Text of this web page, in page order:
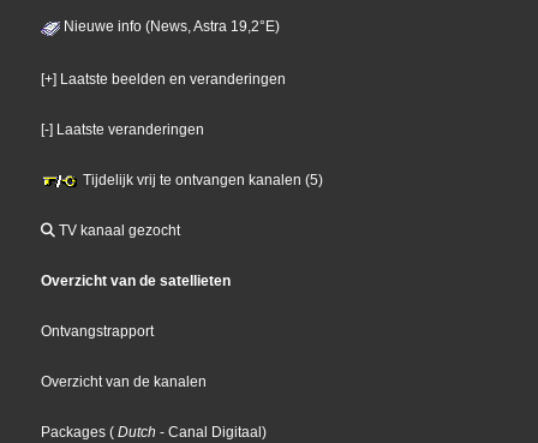
Nieuwe info (News, Astra 19,2°E)
[+] Laatste beelden en veranderingen
[-] Laatste veranderingen
Tijdelijk vrij te ontvangen kanalen (5)
TV kanaal gezocht
Overzicht van de satellieten
Ontvangstrapport
Overzicht van de kanalen
Packages ( Dutch - Canal Digitaal)